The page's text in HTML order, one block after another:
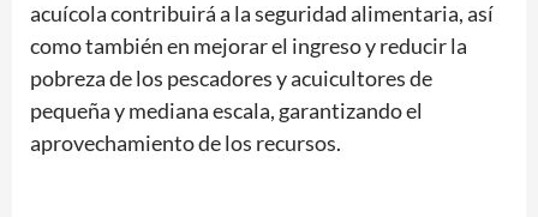
acuícola contribuirá a la seguridad alimentaria, así
como también en mejorar el ingreso y reducir la
pobreza de los pescadores y acuicultores de
pequeña y mediana escala, garantizando el
aprovechamiento de los recursos.